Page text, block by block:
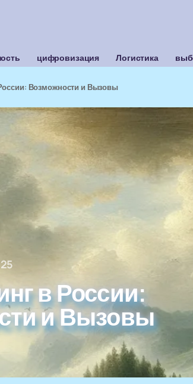
цифровизация Логистика
Возможности и Вызовы
в России:
и Вызовы